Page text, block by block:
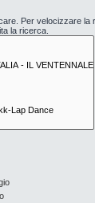
Per velocizzare la
la ricerca.